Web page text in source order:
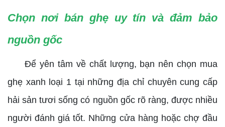
Chọn nơi bán ghẹ uy tín và đảm bảo
nguồn gốc
Để yên tâm về chất lượng, bạn nên chọn mua
ghẹ xanh loại 1 tại những địa chỉ chuyên cung cấp
hải sản tươi sống có nguồn gốc rõ ràng, được nhiều
người đánh giá tốt. Những cửa hàng hoặc chợ đầu